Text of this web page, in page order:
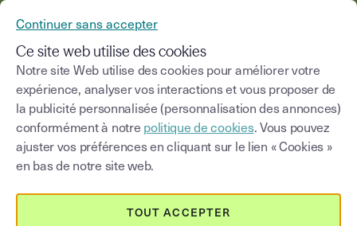
Blog
Choisir une catégorie Saisissez un terme
Continuer sans accepter
Ce site web utilise des cookies
Notre site Web utilise des cookies pour améliorer votre
expérience, analyser vos interactions et vous proposer de
la publicité personnalisée (personnalisation des annonces)
conformément à notre politique de cookies. Vous pouvez
ajuster vos préférences en cliquant sur le lien « Cookies »
en bas de notre site web.
TOUT ACCEPTER